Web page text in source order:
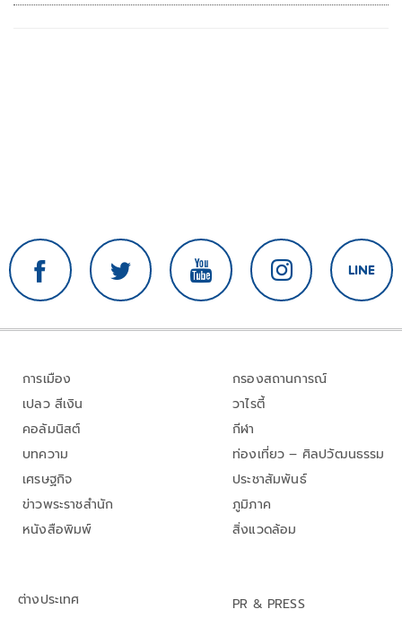
ไม่ใช่ถูกแฮกระบบ
การเมือง
เปลว สีเงิน
คอลัมนิสต์
บทความ
เศรษฐกิจ
ข่าวพระราชสำนัก
หนังสือพิมพ์
กรองสถานการณ์
วาไรตี้
กีฬา
ท่องเที่ยว – ศิลปวัฒนธรรม
ประชาสัมพันธ์
ภูมิภาค
สิ่งแวดล้อม
ต่างประเทศ
PR & PRESS